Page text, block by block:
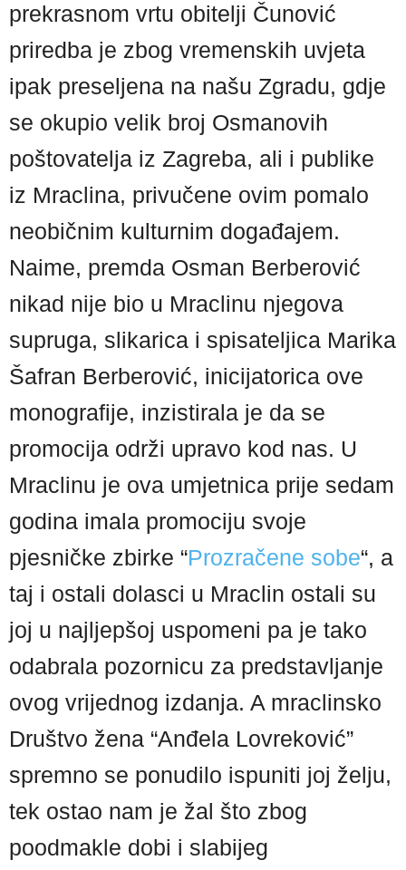
prekrasnom vrtu obitelji Čunović
priredba je zbog vremenskih uvjeta
ipak preseljena na našu Zgradu, gdje
se okupio velik broj Osmanovih
poštovatelja iz Zagreba, ali i publike
iz Mraclina, privučene ovim pomalo
neobičnim kulturnim događajem.
Naime, premda Osman Berberović
nikad nije bio u Mraclinu njegova
supruga, slikarica i spisateljica Marika
Šafran Berberović, inicijatorica ove
monografije, inzistirala je da se
promocija održi upravo kod nas. U
Mraclinu je ova umjetnica prije sedam
godina imala promociju svoje
pjesničke zbirke “Prozračene sobe“, a
taj i ostali dolasci u Mraclin ostali su
joj u najljepšoj uspomeni pa je tako
odabrala pozornicu za predstavljanje
ovog vrijednog izdanja. A mraclinsko
Društvo žena “Anđela Lovreković”
spremno se ponudilo ispuniti joj želju,
tek ostao nam je žal što zbog
poodmakle dobi i slabijeg